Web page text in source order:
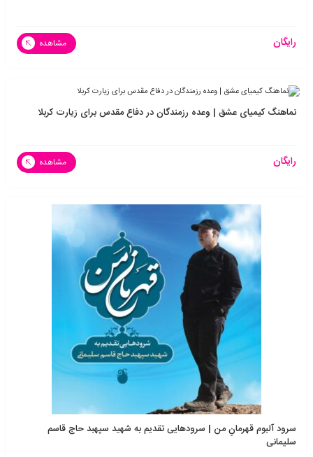
رایگان مشاهده
نماهنگ کیمیای عشق | وعده رزمندگان در دفاع مقدس برای زیارت کربلا
رایگان مشاهده
سرود آلبوم قهرمانِ من | سرودهایی تقدیم به شهید سپهبد حاج قاسم
سلیمانی